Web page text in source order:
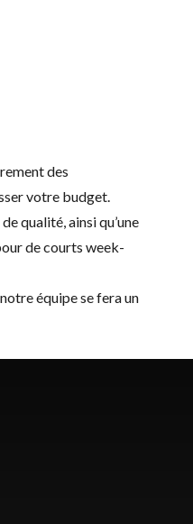
des
votre budget.
de qualité, ainsi qu’une
de courts week-
notre équipe se fera un